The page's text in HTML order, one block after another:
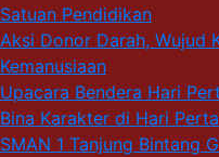
Satuan Pendidikan
Aksi Donor Darah, Wujud
Kemanusiaan
Upacara Bendera Hari
Bina Karakter di Hari
SMAN 1 Tanjung Bintang